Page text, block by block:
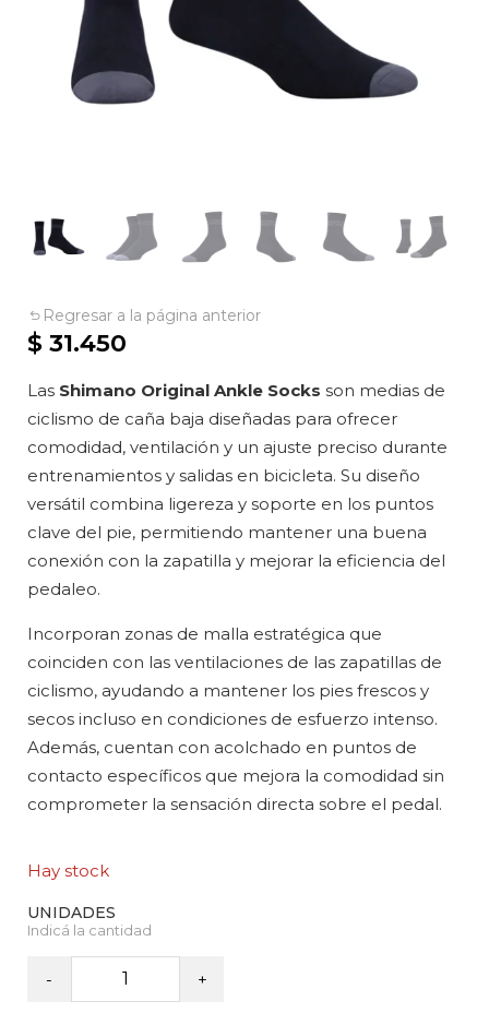
Regresar a la página anterior
$ 31.450
Las Shimano Original Ankle Socks son medias de
ciclismo de caña baja diseñadas para ofrecer
comodidad, ventilación y un ajuste preciso durante
entrenamientos y salidas en bicicleta. Su diseño
versátil combina ligereza y soporte en los puntos
clave del pie, permitiendo mantener una buena
conexión con la zapatilla y mejorar la eficiencia del
pedaleo.
Incorporan zonas de malla estratégica que
coinciden con las ventilaciones de las zapatillas de
ciclismo, ayudando a mantener los pies frescos y
secos incluso en condiciones de esfuerzo intenso.
Además, cuentan con acolchado en puntos de
contacto específicos que mejora la comodidad sin
comprometer la sensación directa sobre el pedal.
Hay stock
-
SHIMANO
-
+